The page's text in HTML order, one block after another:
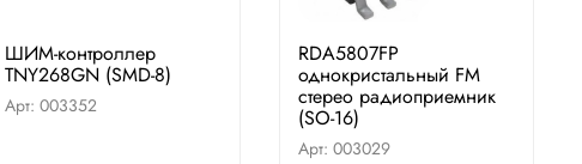
ШИМ-контроллер
TNY268GN (SMD-8)
Арт: 003352
RDA5807FP
однокристальный FM
стерео радиоприемник
(SO-16)
Арт: 003029